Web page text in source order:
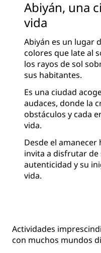
Abiyán, una
vida
Abiyán es un lugar
colores que late al
los rayos de sol
sus habitantes.
Es una ciudad
audaces, donde la
obstáculos y cada
vida.
Desde el amanecer
invita a disfrutar de
autenticidad y su
vida.
Actividades
con muchos mundos